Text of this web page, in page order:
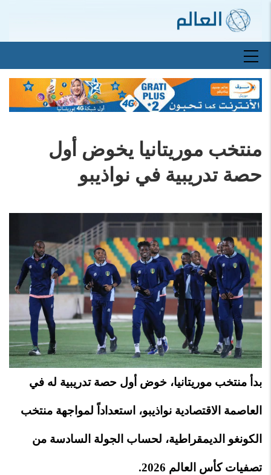
الرئيسيMain
navigation
منتخب موريتانيا يخوض أول
حصة تدريبية في نواذيبو
بدأ منتخب موريتانيا، خوض أول حصة تدريبية له في
العاصمة الاقتصادية نواذيبو، استعداداً لمواجهة منتخب
الكونغو الديمقراطية، لحساب الجولة السادسة من
تصفيات كأس العالم 2026.